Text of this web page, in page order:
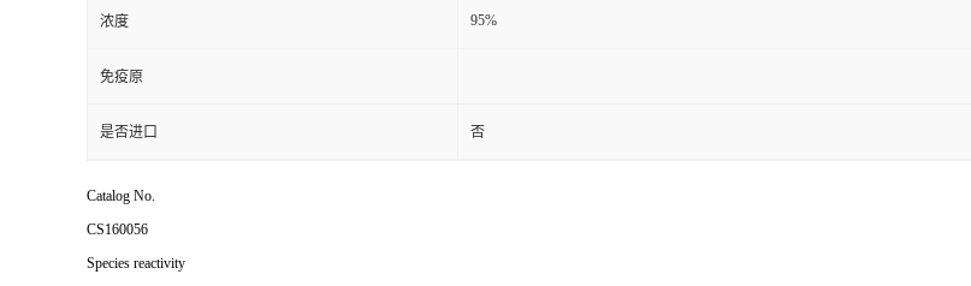
浓度 95%
免疫原
是否进口 否
Catalog No.
CS160056
Species reactivity